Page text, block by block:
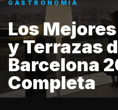
GASTRONOMIA
Los
y Terrazas
Barcelona
Completa